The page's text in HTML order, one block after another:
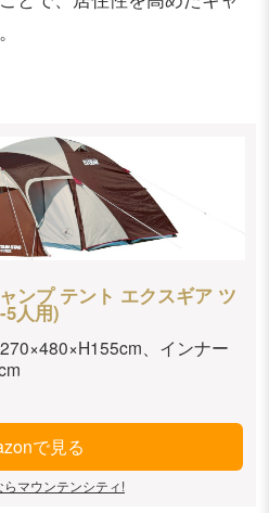
ンプ テント エクスギア ツ
5人用)
、インナー
で見る
マウンテンシティ!